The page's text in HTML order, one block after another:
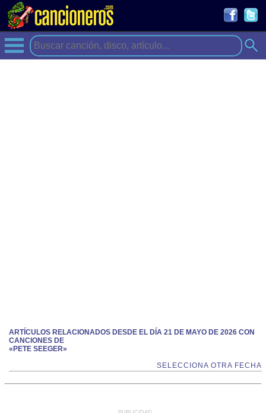
ARTÍCULOS RELACIONADOS DESDE EL DÍA 21 DE MAYO DE 2026 CON
CANCIONES DE
«PETE SEEGER»
SELECCIONA OTRA FECHA